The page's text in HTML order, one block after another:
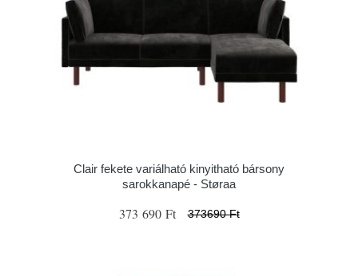
Clair fekete variálható kinyitható bársony
sarokkanapé - Støraa
373 690 Ft 373690 Ft